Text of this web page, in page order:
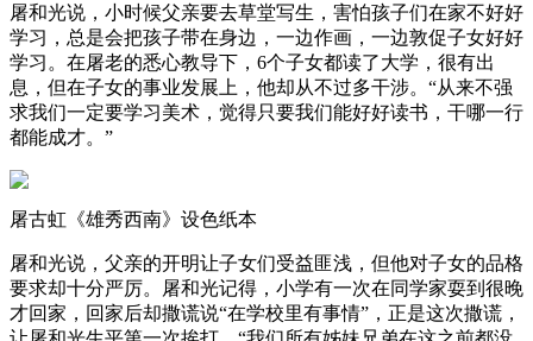
屠和光说，小时候父亲要去草堂写生，害怕孩子们在家不好好
学习，总是会把孩子带在身边，一边作画，一边敦促子女好好
学习。在屠老的悉心教导下，6个子女都读了大学，很有出
息，但在子女的事业发展上，他却从不过多干涉。“从来不强
求我们一定要学习美术，觉得只要我们能好好读书，干哪一行
都能成才。”
屠古虹《雄秀西南》设色纸本
屠和光说，父亲的开明让子女们受益匪浅，但他对子女的品格
要求却十分严厉。屠和光记得，小学有一次在同学家耍到很晚
才回家，回家后却撒谎说“在学校里有事情”，正是这次撒谎，